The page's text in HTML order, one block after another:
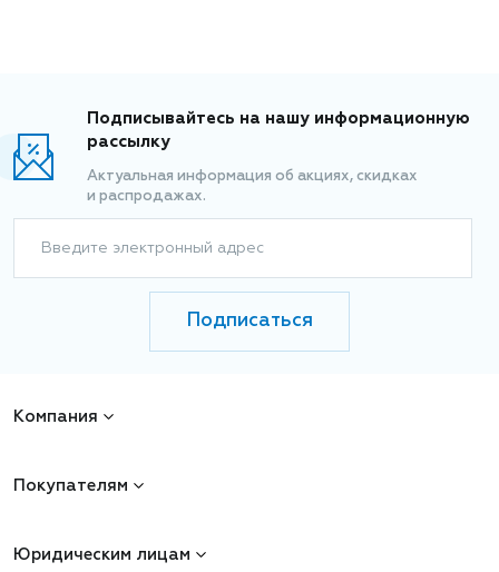
Подписывайтесь на нашу информационную
рассылку
Актуальная информация об акциях, скидках
и распродажах.
Введите электронный адрес
Подписаться
Компания
Покупателям
Юридическим лицам